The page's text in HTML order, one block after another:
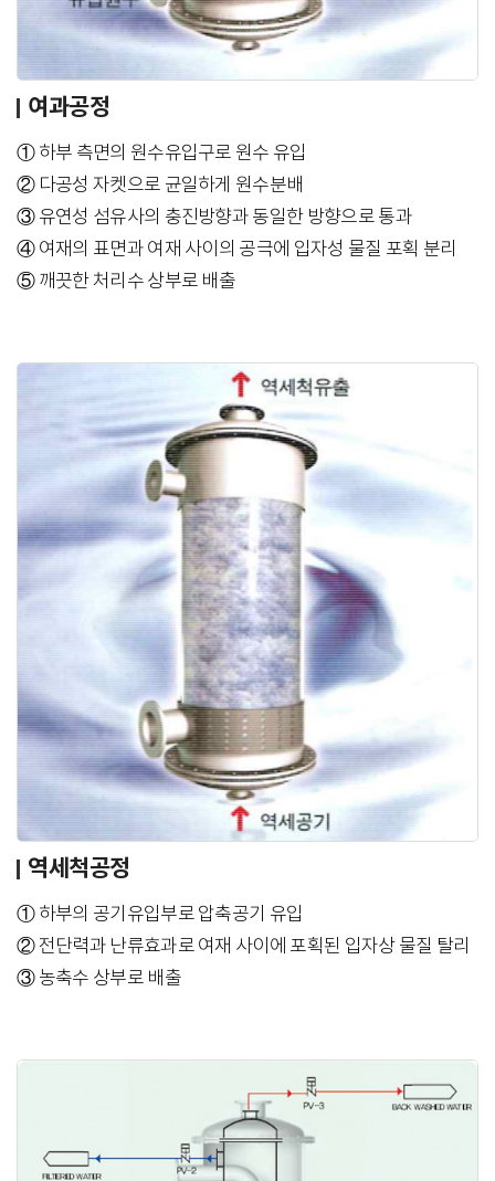
여과공정
① 하부 측면의 원수유입구로 원수 유입
② 다공성 자켓으로 균일하게 원수분배
③ 유연성 섬유사의 충진방향과 동일한 방향으로 통과
④ 여재의 표면과 여재 사이의 공극에 입자성 물질 포획 분리
⑤ 깨끗한 처리수 상부로 배출
역세척공정
① 하부의 공기유입부로 압축공기 유입
② 전단력과 난류효과로 여재 사이에 포획된 입자상 물질 탈리
③ 농축수 상부로 배출